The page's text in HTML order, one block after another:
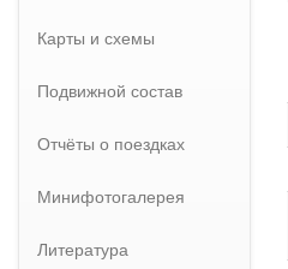
Карты и схемы
Подвижной состав
Отчёты о поездках
Минифотогалерея
Литература